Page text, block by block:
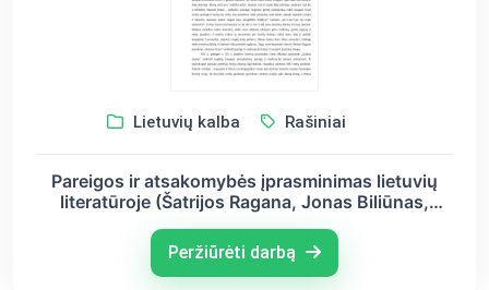
Lietuvių kalba Rašiniai
Pareigos ir atsakomybės įprasminimas lietuvių
literatūroje (Šatrijos Ragana, Jonas Biliūnas,
Peržiūrėti darbą